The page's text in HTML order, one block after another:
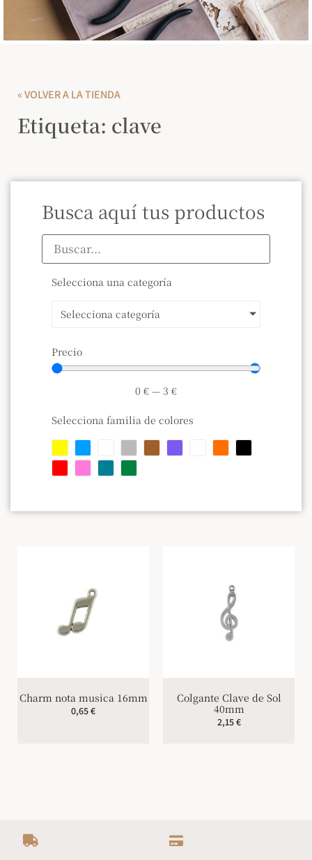
« VOLVER A LA TIENDA
Etiqueta: clave
Busca aquí tus productos
Selecciona una categoría
Selecciona categoría
Precio
0 € — 3 €
Selecciona familia de colores
Charm nota musica 16mm
0,65€
Colgante Clave de Sol
40mm
2,15€